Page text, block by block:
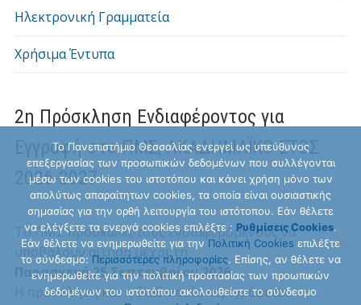
Ηλεκτρονική Γραμματεία
Χρήσιμα Έντυπα
2η Πρόσκληση Ενδιαφέροντος για
Εγγραφή στο ΠΜΣ, ΑΚΑΔΗΜΑΪΚΟ ΕΤΟΣ
2026-2027
Το ΠΜΣ προσκαλεί τους ενδιαφερόμενους να
υποβάλουν αίτηση μέχρι τη
Παρασκευή 25 Σεπτεμβρίου 2026.
Η πρόσκληση και η διαδικασία περιγράφεται
Το Πανεπιστήμιο Θεσσαλίας ενεργεί ως υπεύθυνος
επεξεργασίας των προσωπικών δεδομένων που συλλέγονται
μέσω των cookies του ιστοτόπου και κάνει χρήση μόνο των
απολύτως απαραίτητων cookies, τα οποία είναι ουσιαστικής
σημασίας για την ορθή λειτουργία του ιστότοπου. Εάν θέλετε
να ελέγξετε τα ενεργά cookies επιλέξτε : Ρυθμίσεις Cookies.
Εάν θέλετε να ενημερωθείτε για την Πολιτική Cookies επιλέξτε
το σύνδεσμο: Περισσότερες πληροφορίες. Επίσης, αν θέλετε να
ενημερωθείτε για την πολιτική προστασίας των προωπικών
δεδομένων του ιστοτόπου ακολουθείστε το σύνδεσμο